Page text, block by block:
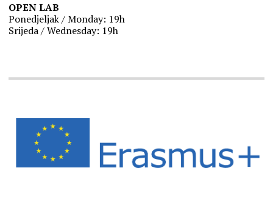
OPEN LAB
Ponedjeljak / Monday: 19h
Srijeda / Wednesday: 19h